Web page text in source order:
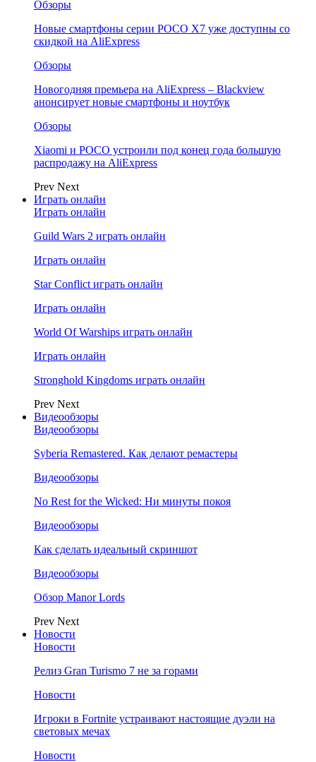
Обзоры
Новые смартфоны серии POCO X7 уже доступны со
скидкой на AliExpress
Обзоры
Новогодняя премьера на AliExpress – Blackview
анонсирует новые смартфоны и ноутбук
Обзоры
Xiaomi и POCO устроили под конец года большую
распродажу на AliExpress
Prev Next
Играть онлайн
Играть онлайн
Guild Wars 2 играть онлайн
Играть онлайн
Star Conflict играть онлайн
Играть онлайн
World Of Warships играть онлайн
Играть онлайн
Stronghold Kingdoms играть онлайн
Prev Next
Видеообзоры
Видеообзоры
Syberia Remastered. Как делают ремастеры
Видеообзоры
No Rest for the Wicked: Ни минуты покоя
Видеообзоры
Как сделать идеальный скриншот
Видеообзоры
Обзор Manor Lords
Prev Next
Новости
Новости
Релиз Gran Turismo 7 не за горами
Новости
Игроки в Fortnite устраивают настоящие дуэли на
световых мечах
Новости